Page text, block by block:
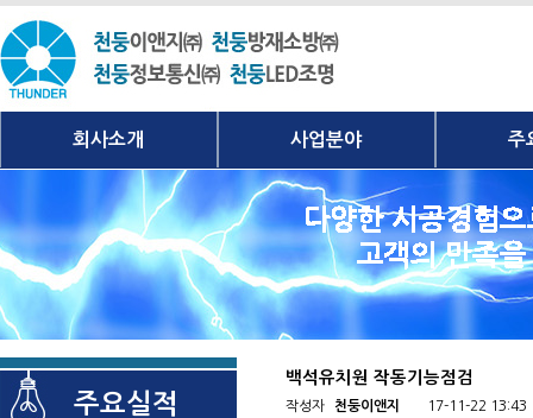
회사소개 사업분야 주
주요실적
백석유치원 작동기능점검
작성자 천둥이앤지 17-11-22 13:43